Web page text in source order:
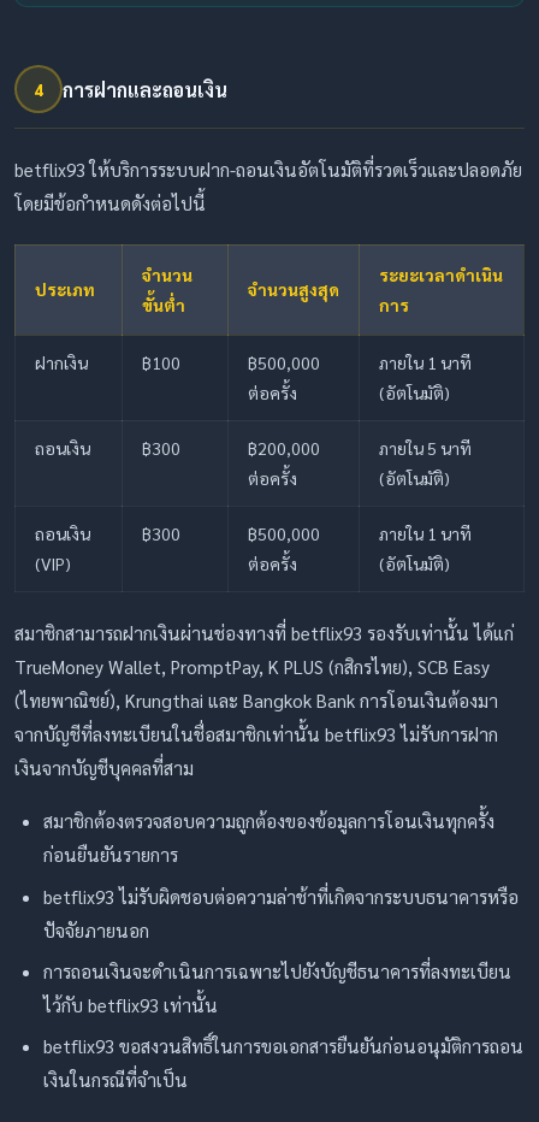
4 การฝากและถอนเงิน
betflix93 ให้บริการระบบฝาก-ถอนเงินอัตโนมัติที่รวดเร็วและปลอดภัย
โดยมีข้อกำหนดดังต่อไปนี้
ประเภท
จำนวน
ขั้นต่ำ
จำนวนสูงสุด
ระยะเวลาดำเนิน
การ
ฝากเงิน ฿100
฿500,000
ต่อครั้ง
ภายใน 1 นาที
(อัตโนมัติ)
ถอนเงิน ฿300
฿200,000
ต่อครั้ง
ภายใน 5 นาที
(อัตโนมัติ)
ถอนเงิน
(VIP)
฿300
฿500,000
ต่อครั้ง
ภายใน 1 นาที
(อัตโนมัติ)
สมาชิกสามารถฝากเงินผ่านช่องทางที่ betflix93 รองรับเท่านั้น ได้แก่
TrueMoney Wallet, PromptPay, K PLUS (กสิกรไทย), SCB Easy
(ไทยพาณิชย์), Krungthai และ Bangkok Bank การโอนเงินต้องมา
จากบัญชีที่ลงทะเบียนในชื่อสมาชิกเท่านั้น betflix93 ไม่รับการฝาก
เงินจากบัญชีบุคคลที่สาม
สมาชิกต้องตรวจสอบความถูกต้องของข้อมูลการโอนเงินทุกครั้ง
ก่อนยืนยันรายการ
betflix93 ไม่รับผิดชอบต่อความล่าช้าที่เกิดจากระบบธนาคารหรือ
ปัจจัยภายนอก
การถอนเงินจะดำเนินการเฉพาะไปยังบัญชีธนาคารที่ลงทะเบียน
ไว้กับ betflix93 เท่านั้น
betflix93 ขอสงวนสิทธิ์ในการขอเอกสารยืนยันก่อนอนุมัติการถอน
เงินในกรณีที่จำเป็น